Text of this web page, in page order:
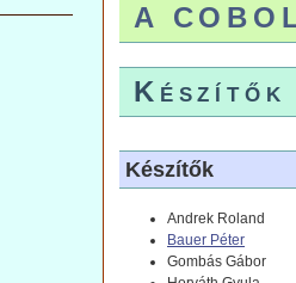
A
Készítők
Készítők
Andrek Roland
Bauer Péter
Gombás Gábor